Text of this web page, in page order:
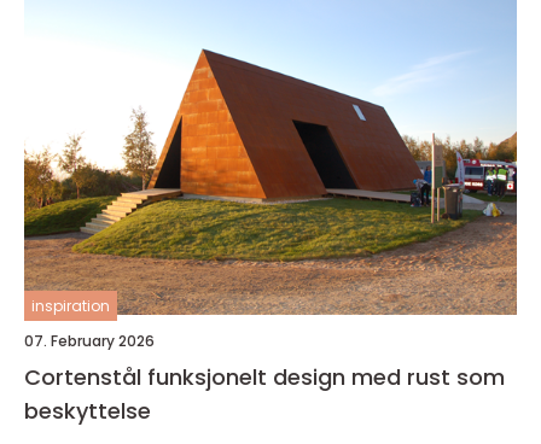
inspiration
07. February 2026
Cortenstål funksjonelt design med rust som
beskyttelse